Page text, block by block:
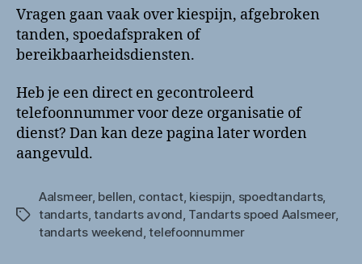
Vragen gaan vaak over kiespijn, afgebroken
tanden, spoedafspraken of
bereikbaarheidsdiensten.
Heb je een direct en gecontroleerd
telefoonnummer voor deze organisatie of
dienst? Dan kan deze pagina later worden
aangevuld.
Tags
Aalsmeer, bellen, contact, kiespijn, spoedtandarts,
tandarts,tandarts avond, Tandarts spoed Aalsmeer,
tandarts weekend,telefoonnummer